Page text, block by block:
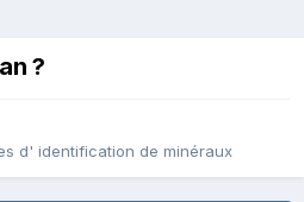
?
d' identification de minéraux